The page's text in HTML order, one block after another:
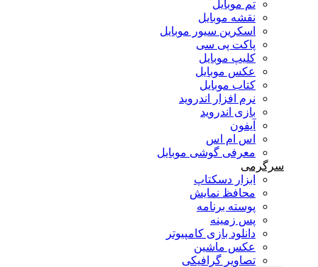
تم موبایل
نقشه موبایل
اسکرین سیور موبایل
پاکت پی سی
کلیپ موبایل
عکس موبایل
کتاب موبایل
نرم افزار اندروید
بازی اندروید
آیفون
اس ام اس
معرفی گوشی موبایل
سرگرمی
ابزار دسکتاپ
محافظ نمایش
پوسته برنامه
پس زمینه
دانلود بازی کامپیوتر
عکس ماشین
تصاویر گرافیکی